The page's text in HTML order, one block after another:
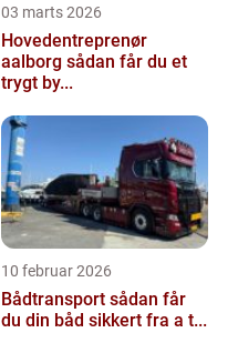
03 marts 2026
Hovedentreprenør
aalborg sådan får du et
trygt by...
10 februar 2026
Bådtransport sådan får
du din båd sikkert fra a t...